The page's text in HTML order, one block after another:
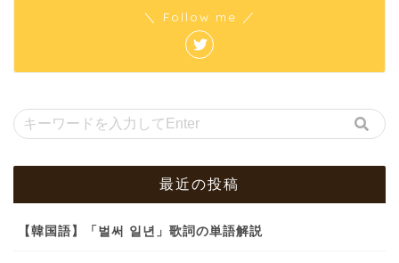
＼ Follow me ／
最近の投稿
【韓国語】「벌써 일년」歌詞の単語解説